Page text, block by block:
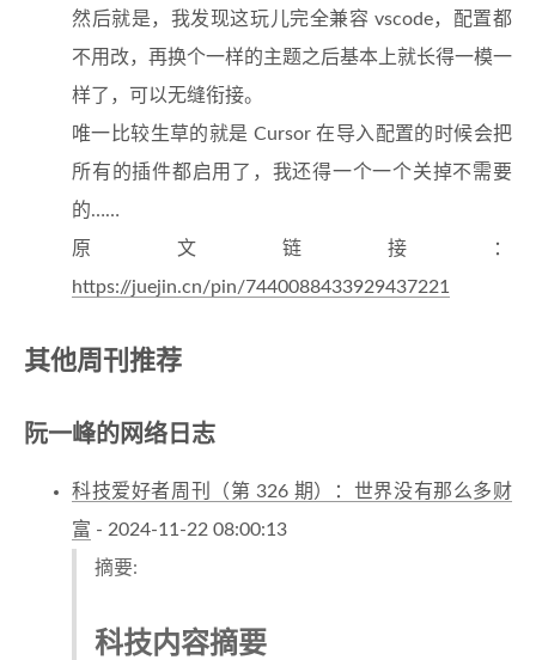
然后就是，我发现这玩儿完全兼容 vscode，配置都
不用改，再换个一样的主题之后基本上就长得一模一
样了，可以无缝衔接。
唯一比较生草的就是 Cursor 在导入配置的时候会把
所有的插件都启用了，我还得一个一个关掉不需要
的……
原文链接：
https://juejin.cn/pin/7440088433929437221
其他周刊推荐
阮一峰的网络日志
科技爱好者周刊（第 326 期）：世界没有那么多财
富 - 2024-11-22 08:00:13
摘要:
科技内容摘要